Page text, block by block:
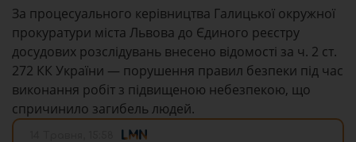
За процесуального керівництва Галицької окружної
прокуратури міста Львова до Єдиного реєстру
досудових розслідувань внесено відомості за ч. 2 ст.
272 КК України — порушення правил безпеки під час
виконання робіт з підвищеною небезпекою, що
спричинило загибель людей.